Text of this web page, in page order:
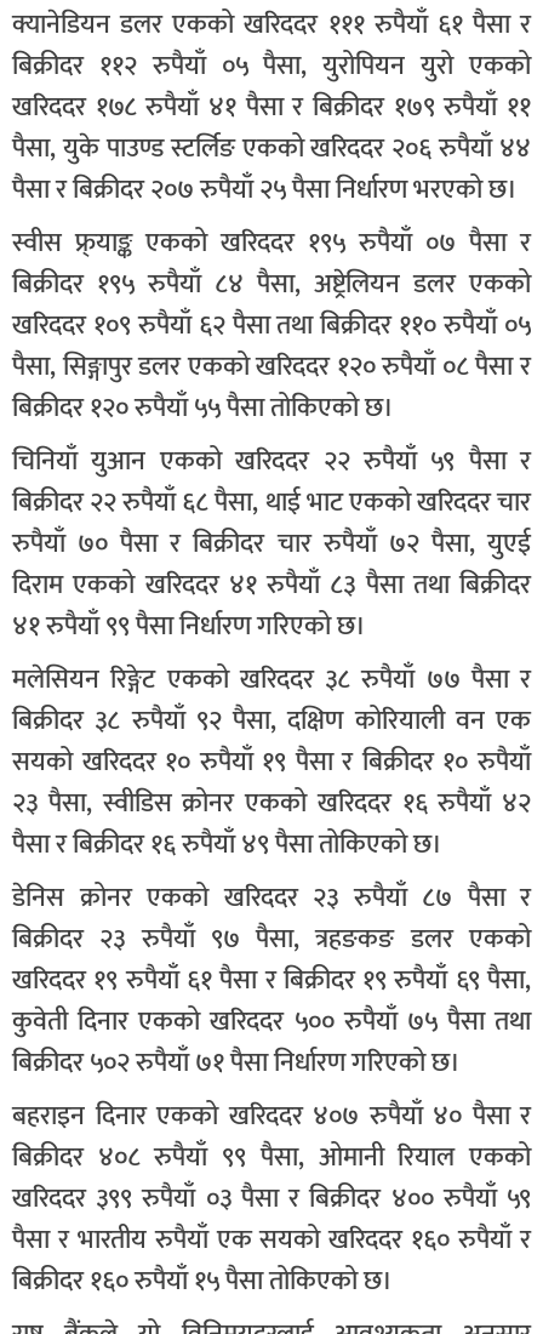
क्यानेडियन डलर एकको खरिददर १११ रुपैयाँ ६१ पैसा र
बिक्रीदर ११२ रुपैयाँ ०५ पैसा, युरोपियन युरो एकको
खरिददर १७८ रुपैयाँ ४१ पैसा र बिक्रीदर १७९ रुपैयाँ ११
पैसा, युके पाउण्ड स्टर्लिङ एकको खरिददर २०६ रुपैयाँ ४४
पैसा र बिक्रीदर २०७ रुपैयाँ २५ पैसा निर्धारण भरएको छ।
स्वीस फ्र्याङ्क एकको खरिददर १९५ रुपैयाँ ०७ पैसा र
बिक्रीदर १९५ रुपैयाँ ८४ पैसा, अष्ट्रेलियन डलर एकको
खरिददर १०९ रुपैयाँ ६२ पैसा तथा बिक्रीदर ११० रुपैयाँ ०५
पैसा, सिङ्गापुर डलर एकको खरिददर १२० रुपैयाँ ०८ पैसा र
बिक्रीदर १२० रुपैयाँ ५५ पैसा तोकिएको छ।
चिनियाँ युआन एकको खरिददर २२ रुपैयाँ ५९ पैसा र
बिक्रीदर २२ रुपैयाँ ६८ पैसा, थाई भाट एकको खरिददर चार
रुपैयाँ ७० पैसा र बिक्रीदर चार रुपैयाँ ७२ पैसा, युएई
दिराम एकको खरिददर ४१ रुपैयाँ ८३ पैसा तथा बिक्रीदर
४१ रुपैयाँ ९९ पैसा निर्धारण गरिएको छ।
मलेसियन रिङ्गेट एकको खरिददर ३८ रुपैयाँ ७७ पैसा र
बिक्रीदर ३८ रुपैयाँ ९२ पैसा, दक्षिण कोरियाली वन एक
सयको खरिददर १० रुपैयाँ १९ पैसा र बिक्रीदर १० रुपैयाँ
२३ पैसा, स्वीडिस क्रोनर एकको खरिददर १६ रुपैयाँ ४२
पैसा र बिक्रीदर १६ रुपैयाँ ४९ पैसा तोकिएको छ।
डेनिस क्रोनर एकको खरिददर २३ रुपैयाँ ८७ पैसा र
बिक्रीदर २३ रुपैयाँ ९७ पैसा, त्रहङकङ डलर एकको
खरिददर १९ रुपैयाँ ६१ पैसा र बिक्रीदर १९ रुपैयाँ ६९ पैसा,
कुवेती दिनार एकको खरिददर ५०० रुपैयाँ ७५ पैसा तथा
बिक्रीदर ५०२ रुपैयाँ ७१ पैसा निर्धारण गरिएको छ।
बहराइन दिनार एकको खरिददर ४०७ रुपैयाँ ४० पैसा र
बिक्रीदर ४०८ रुपैयाँ ९९ पैसा, ओमानी रियाल एकको
खरिददर ३९९ रुपैयाँ ०३ पैसा र बिक्रीदर ४०० रुपैयाँ ५९
पैसा र भारतीय रुपैयाँ एक सयको खरिददर १६० रुपैयाँ र
बिक्रीदर १६० रुपैयाँ १५ पैसा तोकिएको छ।